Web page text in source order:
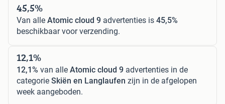
45,5%
Van alle Atomic cloud 9 advertenties is 45,5%
beschikbaar voor verzending.
12,1%
12,1% van alle Atomic cloud 9 advertenties in de
categorie Skiën en Langlaufen zijn in de afgelopen
week aangeboden.